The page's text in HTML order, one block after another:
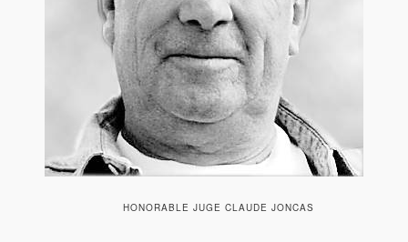
HONORABLE JUGE CLAUDE JONCAS